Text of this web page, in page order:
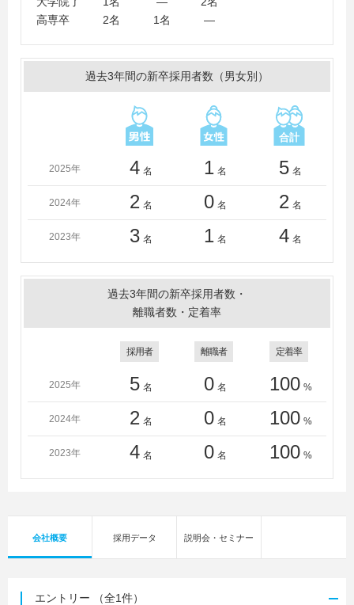
大学短期大学部
高専卒 2名 1名 ―
過去3年間の新卒採用者数（男女別）
2025年 4 名 1 名 5 名
2024年 2 名 0 名 2 名
2023年 3 名 1 名 4 名
過去3年間の新卒採用者数・
離職者数・定着率
採用者 離職者 定着率
2025年 5 名 0 名 100 %
2024年 2 名 0 名 100 %
2023年 4 名 0 名 100 %
会社概要 採用データ 説明会・セミナー
エントリー （全1件）